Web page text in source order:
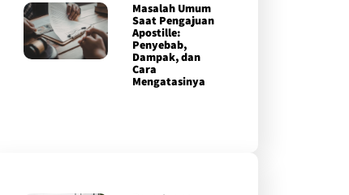
Masalah Umum
Saat Pengajuan
Apostille:
Penyebab,
Dampak, dan
Cara
Mengatasinya